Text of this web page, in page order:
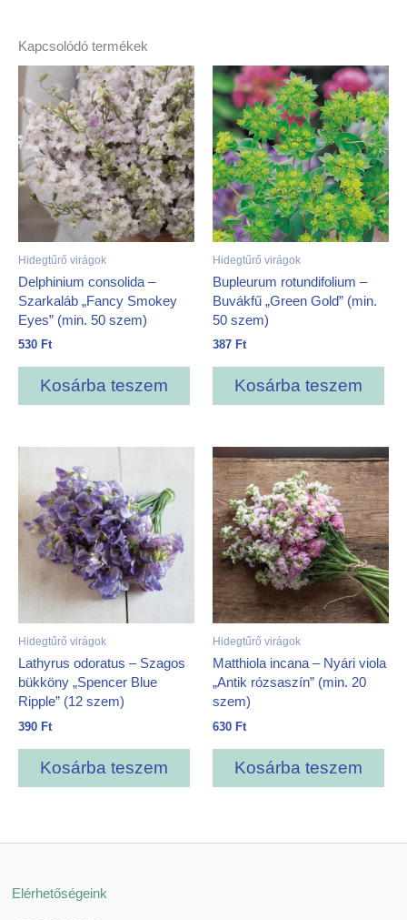
Kapcsolódó termékek
Hidegtűrő virágok
Delphinium consolida –
Szarkaláb „Fancy Smokey
Eyes” (min. 50 szem)
530 Ft
Kosárba teszem
Hidegtűrő virágok
Bupleurum rotundifolium –
Buvákfű „Green Gold” (min.
50 szem)
387 Ft
Kosárba teszem
Hidegtűrő virágok
Lathyrus odoratus – Szagos
bükköny „Spencer Blue
Ripple” (12 szem)
390 Ft
Kosárba teszem
Hidegtűrő virágok
Matthiola incana – Nyári viola
„Antik rózsaszín” (min. 20
szem)
630 Ft
Kosárba teszem
Elérhetőségeink